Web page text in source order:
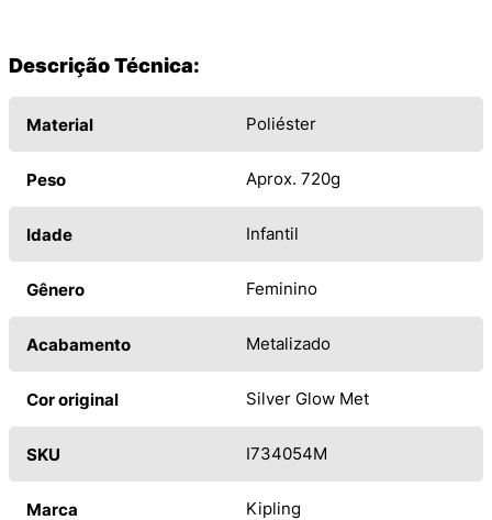
Descrição Técnica:
Material Poliéster
Peso Aprox. 720g
Idade Infantil
Gênero Feminino
Acabamento Metalizado
Cor original Silver Glow Met
SKU I734054M
Marca Kipling